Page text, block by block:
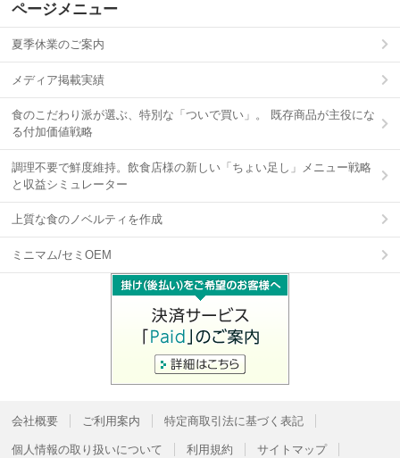
ページメニュー
夏季休業のご案内
メディア掲載実績
食のこだわり派が選ぶ、特別な「ついで買い」。 既存商品が主役にな
る付加価値戦略
調理不要で鮮度維持。飲食店様の新しい「ちょい足し」メニュー戦略
と収益シミュレーター
上質な食のノベルティを作成
ミニマム/セミOEM
会社概要 ご利用案内 特定商取引法に基づく表記
個人情報の取り扱いについて 利用規約 サイトマップ